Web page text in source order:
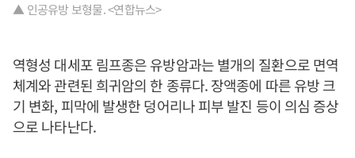
▲ 인공유방 보형물. <연합뉴스>
역형성 대세포 림프종은 유방암과는 별개의 질환으로 면역
체계와 관련된 희귀암의 한 종류다. 장액종에 따른 유방 크
기 변화, 피막에 발생한 덩어리나 피부 발진 등이 의심 증상
으로 나타난다.